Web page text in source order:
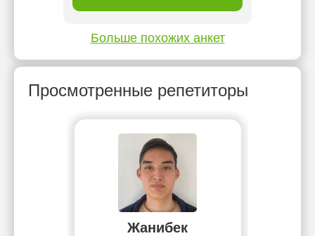
Больше похожих анкет
Просмотренные репетиторы
Жанибек